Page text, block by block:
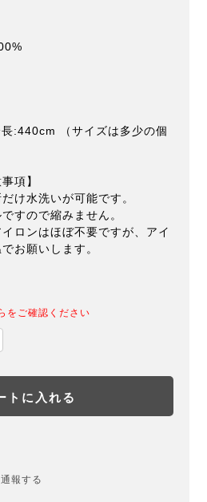
:440cm （サイズは多少の個
項】
け水洗いが可能です。
すので縮みません。
ロンはほぼ不要ですが、アイ
お願いします。
をご確認ください
通報する